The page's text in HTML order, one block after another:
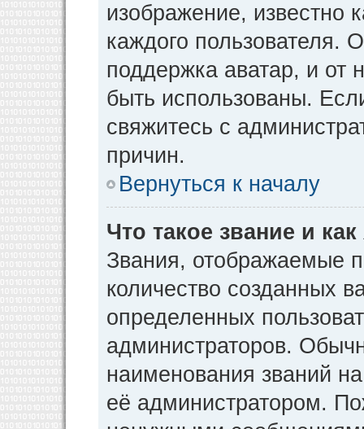
изображение, известно
каждого пользователя.
поддержка аватар, и от
быть использованы.
свяжитесь с
причин.
Вернуться к началу
Что такое звание и
Звания, отображаемые
количество созданных
определенных
администраторов.
наименования званий
её администратором.